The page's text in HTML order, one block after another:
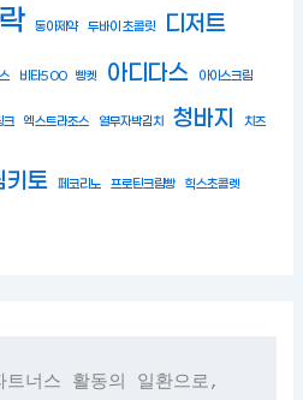
동아제약 두바이 초콜릿 디저트
비타500 빵켓 아디다스 아이스크림
크 엑스트라조스 열무자박김치 청바지 치즈
키토 페코리노 프로틴크림빵 힉스초콜렛
너스 활동의 일환으로,